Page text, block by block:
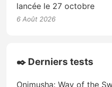
lancée le 27 octobre
6 Août 2026
✒️ Derniers tests
Onimusha: Way of the